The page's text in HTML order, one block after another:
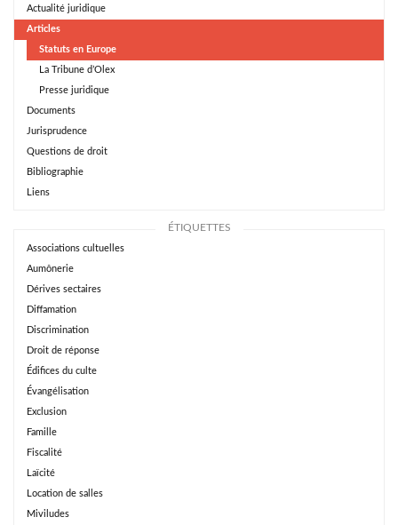
Actualité juridique
Articles
Statuts en Europe
La Tribune d’Olex
Presse juridique
Documents
Jurisprudence
Questions de droit
Bibliographie
Liens
ÉTIQUETTES
Associations cultuelles
Aumônerie
Dérives sectaires
Diffamation
Discrimination
Droit de réponse
Édifices du culte
Évangélisation
Exclusion
Famille
Fiscalité
Laïcité
Location de salles
Miviludes